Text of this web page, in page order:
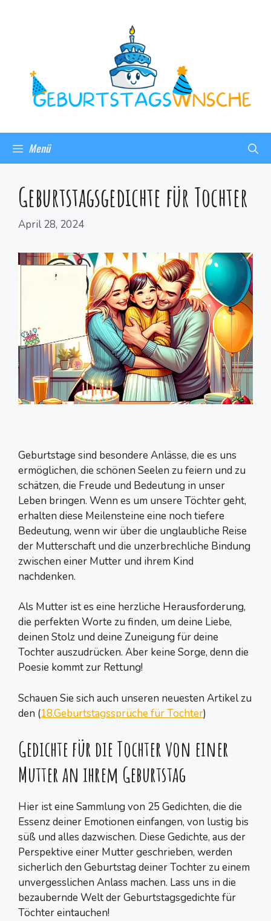
Menü
Geburtstagsgedichte für Tochter
April 28, 2024
Geburtstage sind besondere Anlässe, die es uns
ermöglichen, die schönen Seelen zu feiern und zu
schätzen, die Freude und Bedeutung in unser
Leben bringen. Wenn es um unsere Töchter geht,
erhalten diese Meilensteine eine noch tiefere
Bedeutung, wenn wir über die unglaubliche Reise
der Mutterschaft und die unzerbrechliche Bindung
zwischen einer Mutter und ihrem Kind
nachdenken.
Als Mutter ist es eine herzliche Herausforderung,
die perfekten Worte zu finden, um deine Liebe,
deinen Stolz und deine Zuneigung für deine
Tochter auszudrücken. Aber keine Sorge, denn die
Poesie kommt zur Rettung!
Schauen Sie sich auch unseren neuesten Artikel zu
den (18.Geburtstagssprüche für Tochter)
Gedichte für die Tochter von einer
Mutter an ihrem Geburtstag
Hier ist eine Sammlung von 25 Gedichten, die die
Essenz deiner Emotionen einfangen, von lustig bis
süß und alles dazwischen. Diese Gedichte, aus der
Perspektive einer Mutter geschrieben, werden
sicherlich den Geburtstag deiner Tochter zu einem
unvergesslichen Anlass machen. Lass uns in die
bezaubernde Welt der Geburtstagsgedichte für
Töchter eintauchen!